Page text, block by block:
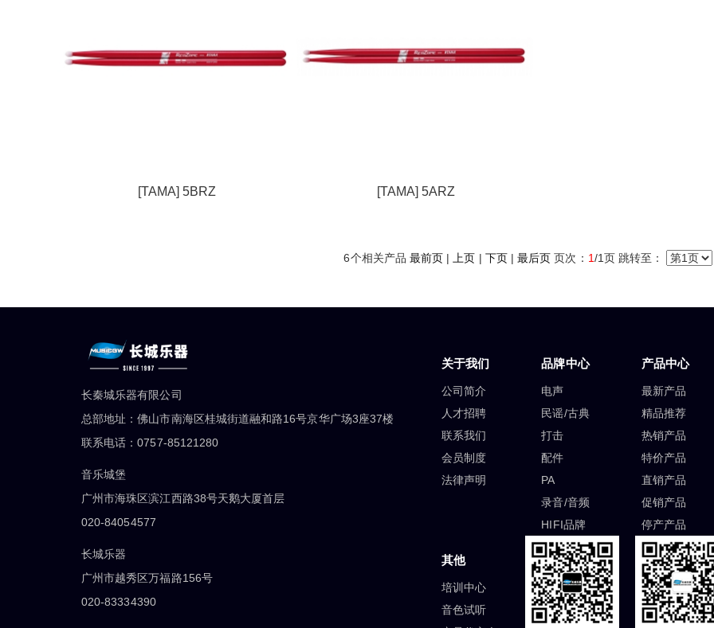
[TAMA] 5BRZ [TAMA] 5ARZ
6个相关产品 最前页 | 上页 | 下页|最后页 页次： 1/1页 跳转至：
长秦城乐器有限公司
总部地址：佛山市南海区桂城街道融和路16号京华广场3座37楼
联系电话：0757-85121280
音乐城堡
广州市海珠区滨江西路38号天鹅大厦首层
020-84054577
长城乐器
广州市越秀区万福路156号
020-83334390
关于我们
公司简介
人才招聘
联系我们
会员制度
法律声明
品牌中心
电声
民谣/古典
打击
配件
PA
录音/音频
HIFI品牌
产品中心
最新产品
精品推荐
热销产品
特价产品
直销产品
促销产品
停产产品
其他
培训中心
音色试听